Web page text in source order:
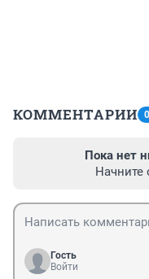
КОММЕНТАРИИ 0
Пока нет
Начните
Гость
Войти